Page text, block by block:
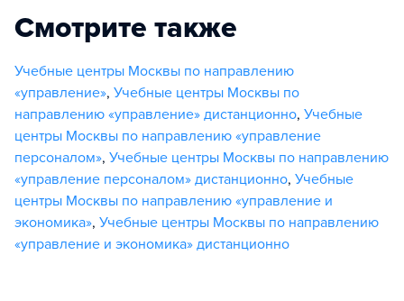
Смотрите также
Учебные центры Москвы по направлению
«управление», Учебные центры Москвы по
направлению «управление» дистанционно, Учебные
центры Москвы по направлению «управление
персоналом», Учебные центры Москвы по направлению
«управление персоналом» дистанционно, Учебные
центры Москвы по направлению «управление и
экономика», Учебные центры Москвы по направлению
«управление и экономика» дистанционно